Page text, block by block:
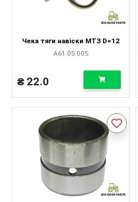
Чека тяги навіски МТЗ D=12
А61.05.005
₴ 22.0